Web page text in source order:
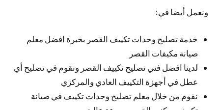
ونعمل أيضا في:
خدمة تصليح وحدات تكييف القصر بخبرة افضل معلم
صيانة مكيفات القصر
لدينا افضل فني تصليح تكييف القصر ونقوم في تصليح أي
عطل في أجهزة التكييف العادي والمركزي
نقوم من خلال معلم تصليح وحدات تكييف في صيانة